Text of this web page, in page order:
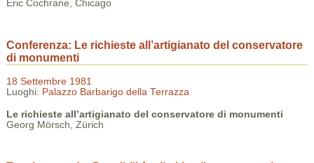
Eric Cochrane, Chicago
Conferenza: Le richieste all’artigianato del conservatore
di monumenti
18 Settembre 1981
Luoghi: Palazzo Barbarigo della Terrazza
Le richieste all’artigianato del conservatore di monumenti
Georg Mörsch, Zürich